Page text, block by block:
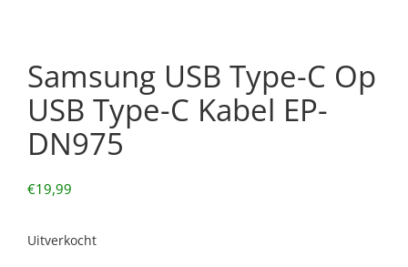
Samsung USB Type-C Op
USB Type-C Kabel EP-
DN975
€19,99
Uitverkocht